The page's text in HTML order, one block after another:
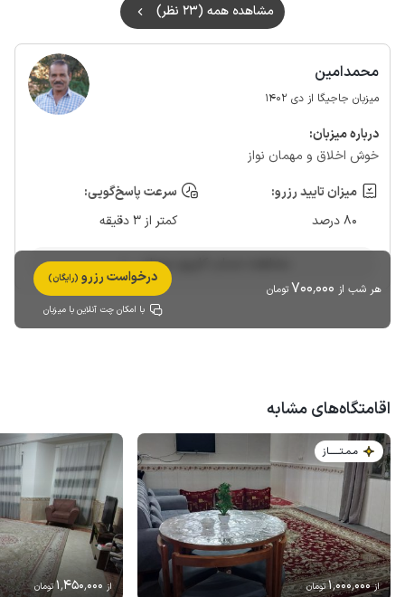
مشاهده همه (23 نظر)
محمدامین
میزبان جاجیگا از دی 1402
درباره‌ میزبان:
خوش اخلاق و مهمان نواز
میزان تایید رزرو:
80 درصد
سرعت پاسخ‌گویی:
کمتر از 3 دقیقه
مشاهده حساب کاربری میزبان
هر شب از 700٬000تومان
درخواست رزرو (رایگان)
با امکان چت آنلاین با میزبان
اقامتگاه‌های مشابه
مـمـتــــــاز
از 1٬000٬000تومان از 1٬450٬000تومان